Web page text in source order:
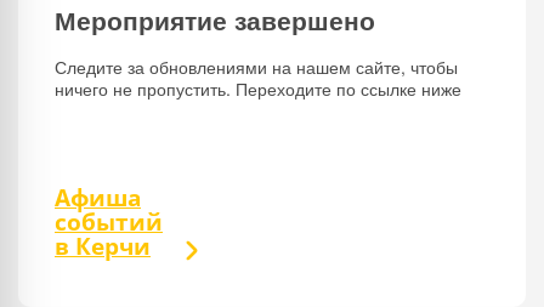
Мероприятие завершено
Следите за обновлениями на нашем сайте, чтобы
ничего не пропустить. Переходите по ссылке ниже
Афиша
событий
в Керчи